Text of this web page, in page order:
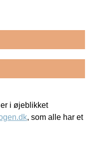
i øjeblikket
, som alle har et